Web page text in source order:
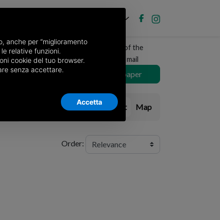
Receive a copy of the
newspaper by mail
Choose newspaper
List Map
Order:
anche per “miglioramento
relative funzioni.
cookie del tuo browser.
senza accettare.
Accetta